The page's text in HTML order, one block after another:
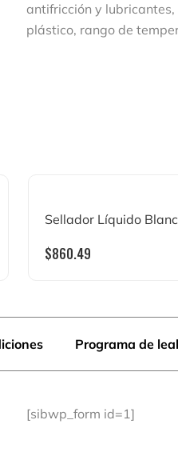
antifricción y
plástico, rango de
Sellador Líquido
$860.49
Programa de
[sibwp_form id=1]